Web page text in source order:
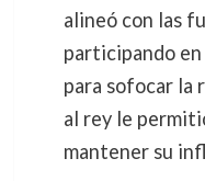
alineó con las
participando
para sofocar la
al rey le
mantener su